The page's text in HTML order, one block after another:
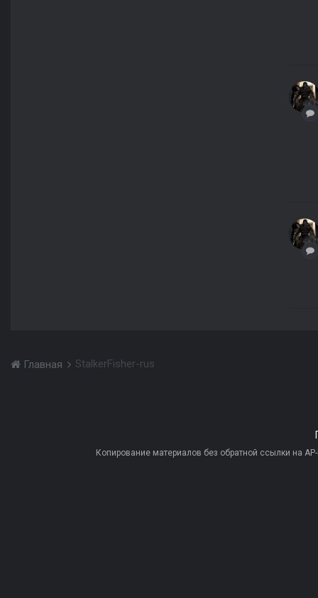
Главная StalkerFisher-rus
Копирование материалов без обратной ссылки на